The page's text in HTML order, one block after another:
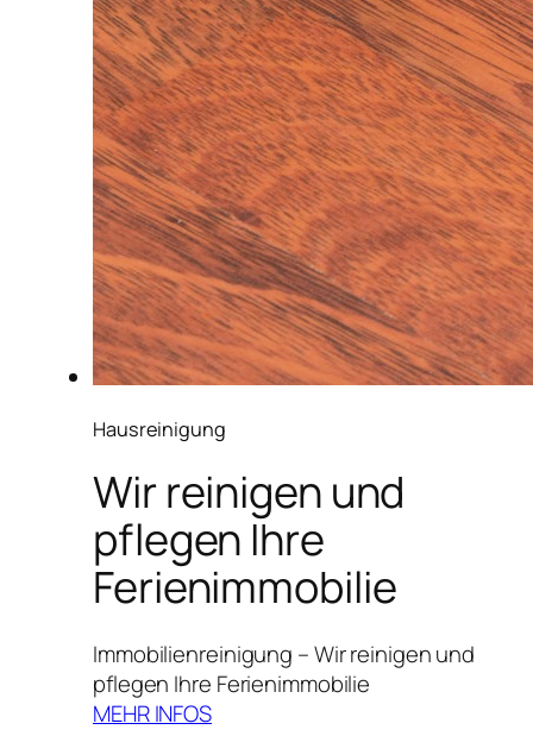
Hausreinigung
Wir reinigen und
pflegen Ihre
Ferienimmobilie
Immobilienreinigung – Wir reinigen und
pflegen Ihre Ferienimmobilie
MEHR INFOS